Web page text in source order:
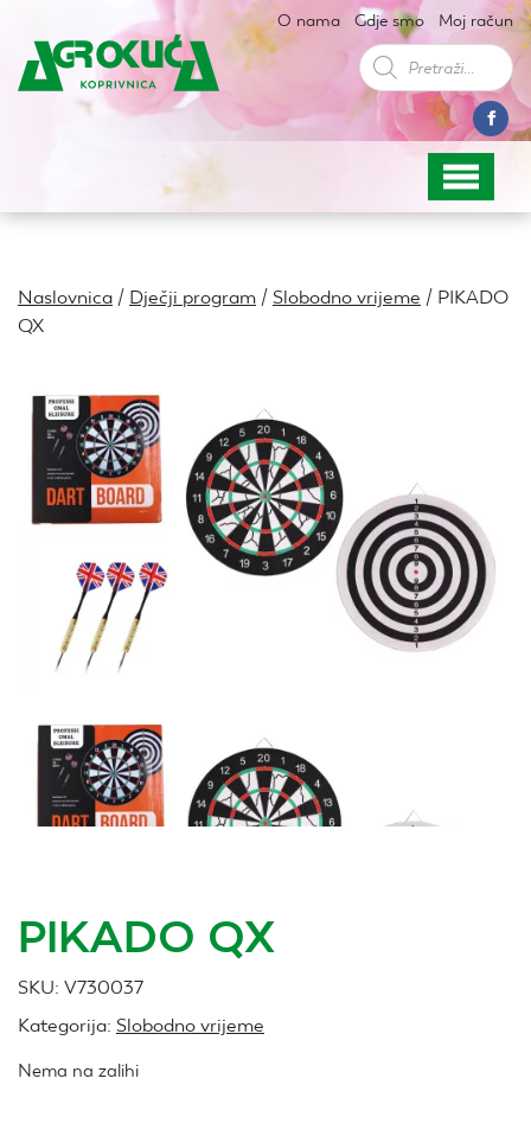
O nama Gdje smo Moj račun
Products
search
Naslovnica / Dječji program /Slobodno vrijeme / PIKADO
QX
PIKADO QX
SKU: V730037
Kategorija: Slobodno vrijeme
Nema na zalihi